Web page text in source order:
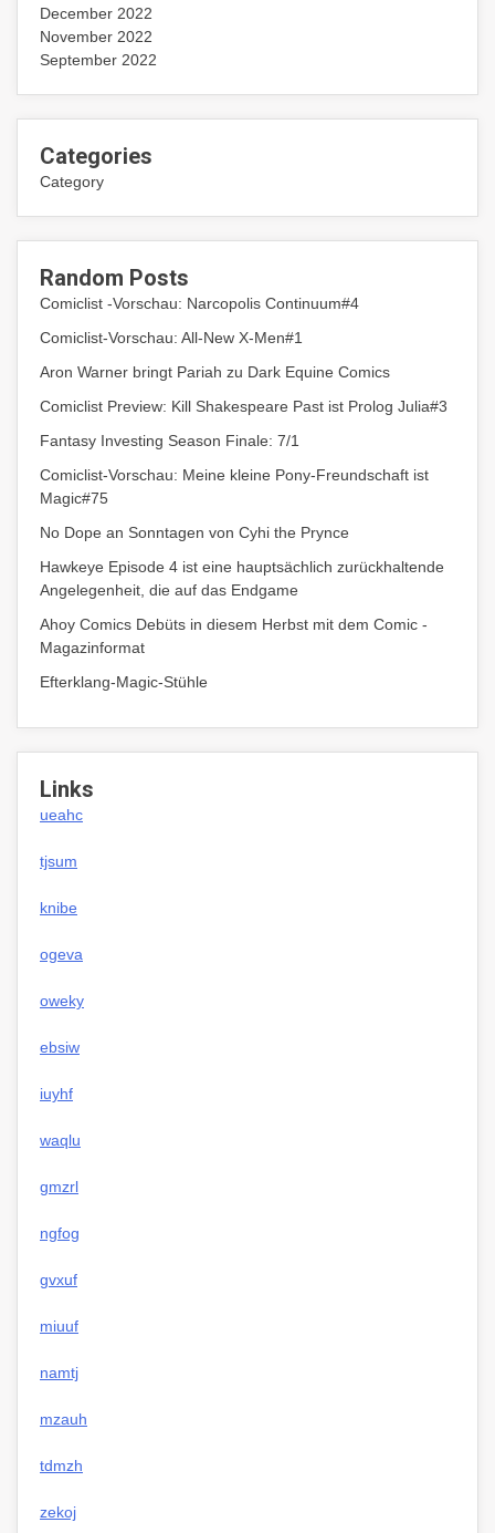
December 2022
November 2022
September 2022
Categories
Category
Random Posts
Comiclist -Vorschau: Narcopolis Continuum#4
Comiclist-Vorschau: All-New X-Men#1
Aron Warner bringt Pariah zu Dark Equine Comics
Comiclist Preview: Kill Shakespeare Past ist Prolog Julia#3
Fantasy Investing Season Finale: 7/1
Comiclist-Vorschau: Meine kleine Pony-Freundschaft ist
Magic#75
No Dope an Sonntagen von Cyhi the Prynce
Hawkeye Episode 4 ist eine hauptsächlich zurückhaltende
Angelegenheit, die auf das Endgame
Ahoy Comics Debüts in diesem Herbst mit dem Comic -
Magazinformat
Efterklang-Magic-Stühle
Links
ueahc
tjsum
knibe
ogeva
oweky
ebsiw
iuyhf
waqlu
gmzrl
ngfog
gvxuf
miuuf
namtj
mzauh
tdmzh
zekoj